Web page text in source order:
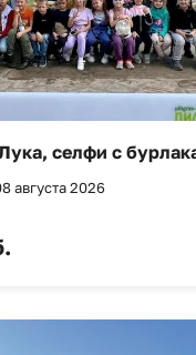
селфи с
августа 2026